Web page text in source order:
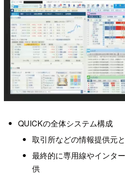
QUICKの全体システム構成
取引所などの情報提供元
最終的に専用線やインタ
供